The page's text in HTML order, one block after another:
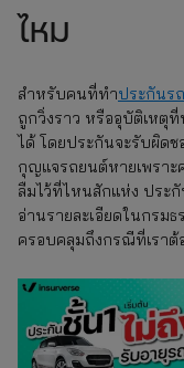
ไหม
สำหรับคนที่ทำประกันร
ถูกวิ่งราว หรืออุบัติเหตุ
ได้ โดยประกันจะรับผิด
กุญแจรถยนต์หายเพราะ
ลืมไว้ที่ไหนสักแห่ง ประ
อ่านรายละเอียดในกรม
ครอบคลุมถึงกรณีที่เราต้